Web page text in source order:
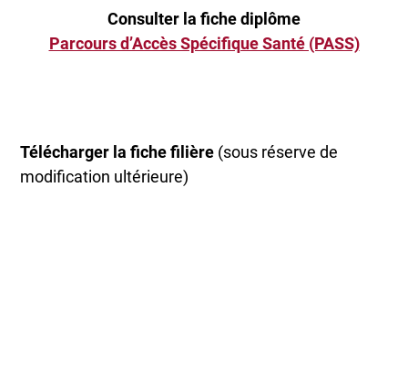
Consulter la fiche diplôme
Parcours d’Accès Spécifique Santé (PASS)
Télécharger la fiche filière (sous réserve de
modification ultérieure)